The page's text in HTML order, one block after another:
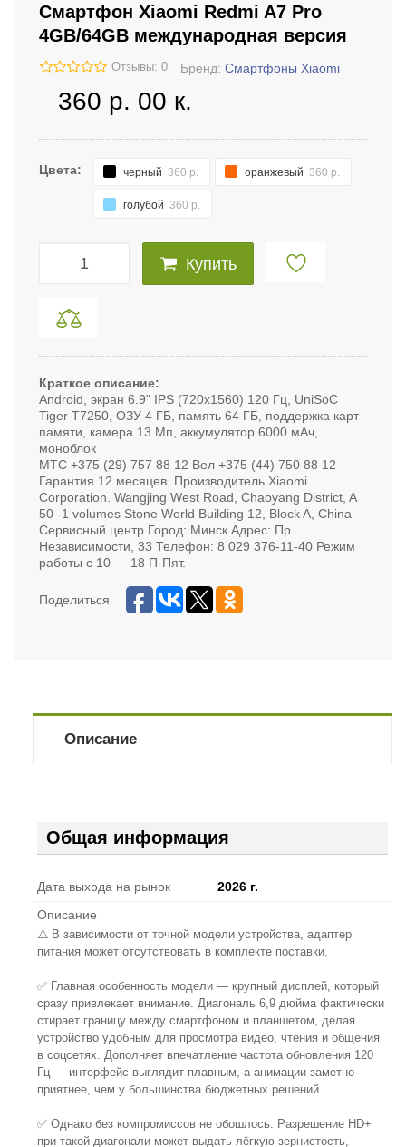
Смартфон Xiaomi Redmi A7 Pro
4GB/64GB международная версия
Отзывы: 0 Бренд: Смартфоны Xiaomi
360 р. 00 к.
Цвета: черный 360 р. оранжевый 360 р.
голубой 360 р.
Купить
Краткое описание:
Android, экран 6.9" IPS (720x1560) 120 Гц, UniSoC
Tiger T7250, ОЗУ 4 ГБ, память 64 ГБ, поддержка карт
памяти, камера 13 Мп, аккумулятор 6000 мАч,
моноблок
МТС +375 (29) 757 88 12 Вел +375 (44) 750 88 12
Гарантия 12 месяцев. Производитель Xiaomi
Corporation. Wangjing West Road, Chaoyang District, A
50 -1 volumes Stone World Building 12, Block A, China
Сервисный центр Город: Минск Адрес: Пр
Независимости, 33 Телефон: 8 029 376-11-40 Режим
работы с 10 — 18 П-Пят.
Поделиться
Описание
Общая информация
Дата выхода на рынок
2026 г.
Описание
⚠️ В зависимости от точной модели устройства, адаптер
питания может отсутствовать в комплекте поставки.
✅ Главная особенность модели — крупный дисплей, который
сразу привлекает внимание. Диагональ 6,9 дюйма фактически
стирает границу между смартфоном и планшетом, делая
устройство удобным для просмотра видео, чтения и общения
в соцсетях. Дополняет впечатление частота обновления 120
Гц — интерфейс выглядит плавным, а анимации заметно
приятнее, чем у большинства бюджетных решений.
✅ Однако без компромиссов не обошлось. Разрешение HD+
при такой диагонали может выдать лёгкую зернистость,